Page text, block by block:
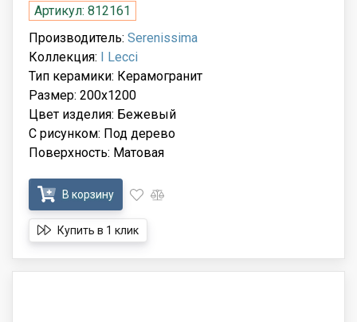
Артикул: 812161
Производитель: Serenissima
Коллекция:
I Lecci
Тип керамики: Керамогранит
Размер: 200x1200
Цвет изделия: Бежевый
С рисунком: Под дерево
Поверхность: Матовая
В корзину
Купить в 1 клик